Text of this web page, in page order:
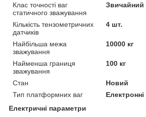
Клас точності ваг
статичного зважування
Звичайний
Кількість тензометричних
датчиків
4 шт.
Найбільша межа
зважування
10000 кг
Найменша границя
зважування
100 кг
Стан
Новий
Тип платформних ваг
Електронні
Електричні параметри